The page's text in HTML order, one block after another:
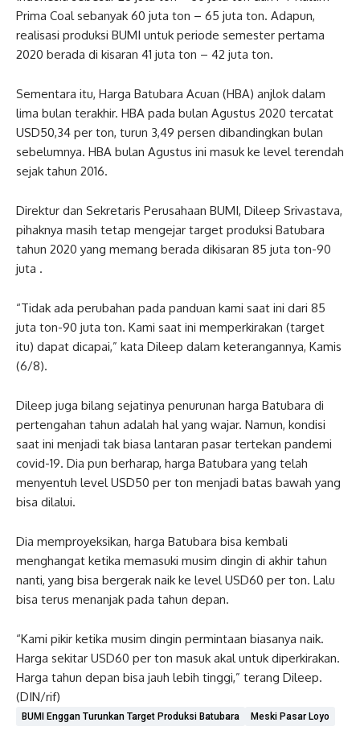
Prima Coal sebanyak 60 juta ton – 65 juta ton. Adapun,
realisasi produksi BUMI untuk periode semester pertama
2020 berada di kisaran 41 juta ton – 42 juta ton.
Sementara itu, Harga Batubara Acuan (HBA) anjlok dalam
lima bulan terakhir. HBA pada bulan Agustus 2020 tercatat
USD50,34 per ton, turun 3,49 persen dibandingkan bulan
sebelumnya. HBA bulan Agustus ini masuk ke level terendah
sejak tahun 2016.
Direktur dan Sekretaris Perusahaan BUMI, Dileep Srivastava,
pihaknya masih tetap mengejar target produksi Batubara
tahun 2020 yang memang berada dikisaran 85 juta ton-90
juta .
“Tidak ada perubahan pada panduan kami saat ini dari 85
juta ton-90 juta ton. Kami saat ini memperkirakan (target
itu) dapat dicapai,” kata Dileep dalam keterangannya, Kamis
(6/8).
Dileep juga bilang sejatinya penurunan harga Batubara di
pertengahan tahun adalah hal yang wajar. Namun, kondisi
saat ini menjadi tak biasa lantaran pasar tertekan pandemi
covid-19. Dia pun berharap, harga Batubara yang telah
menyentuh level USD50 per ton menjadi batas bawah yang
bisa dilalui.
Dia memproyeksikan, harga Batubara bisa kembali
menghangat ketika memasuki musim dingin di akhir tahun
nanti, yang bisa bergerak naik ke level USD60 per ton. Lalu
bisa terus menanjak pada tahun depan.
“Kami pikir ketika musim dingin permintaan biasanya naik.
Harga sekitar USD60 per ton masuk akal untuk diperkirakan.
Harga tahun depan bisa jauh lebih tinggi,” terang Dileep.
(DIN/rif)
BUMI Enggan Turunkan Target Produksi Batubara Meski Pasar Loyo